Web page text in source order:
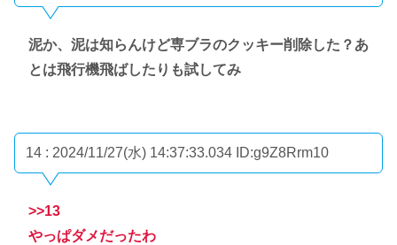
泥か、泥は知らんけど専ブラのクッキー削除した？あ
とは飛行機飛ばしたりも試してみ
14 : 2024/11/27(水) 14:37:33.034 ID:g9Z8Rrm10
>>13
やっぱダメだったわ